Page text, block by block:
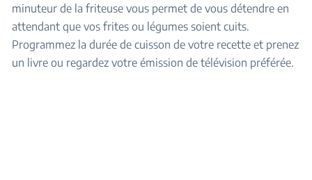
minuteur de la friteuse vous permet de vous détendre en
attendant que vos frites ou légumes soient cuits.
Programmez la durée de cuisson de votre recette et prenez
un livre ou regardez votre émission de télévision préférée.